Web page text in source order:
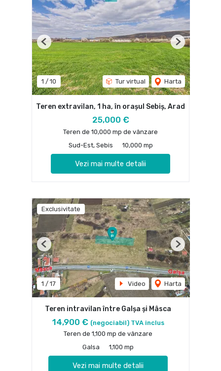
1 / 10 Tur virtual Harta
Previous Next
Teren extravilan, 1 ha, în orașul Sebiș, Arad
25,000 €
Teren de 10,000 mp de vânzare
Sud-Est, Sebis
10,000 mp
Vezi mai multe detalii
Exclusivitate
1 / 17 Video Harta
Previous Next
Teren intravilan între Galșa și Mâsca
14,900 € (negociabil) TVA inclus
Teren de 1,100 mp de vânzare
Galsa
1,100 mp
Vezi mai multe detalii